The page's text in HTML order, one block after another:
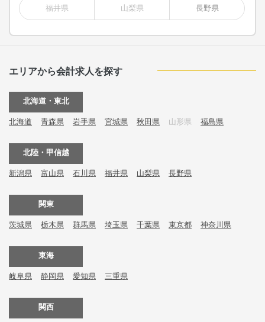
福井県 山梨県 長野県
エリアから会計求人を探す
北海道・東北
北海道 青森県 岩手県 宮城県 秋田県 山形県 福島県
北陸・甲信越
新潟県 富山県 石川県 福井県 山梨県 長野県
関東
茨城県 栃木県 群馬県 埼玉県 千葉県 東京都 神奈川県
東海
岐阜県 静岡県 愛知県 三重県
関西